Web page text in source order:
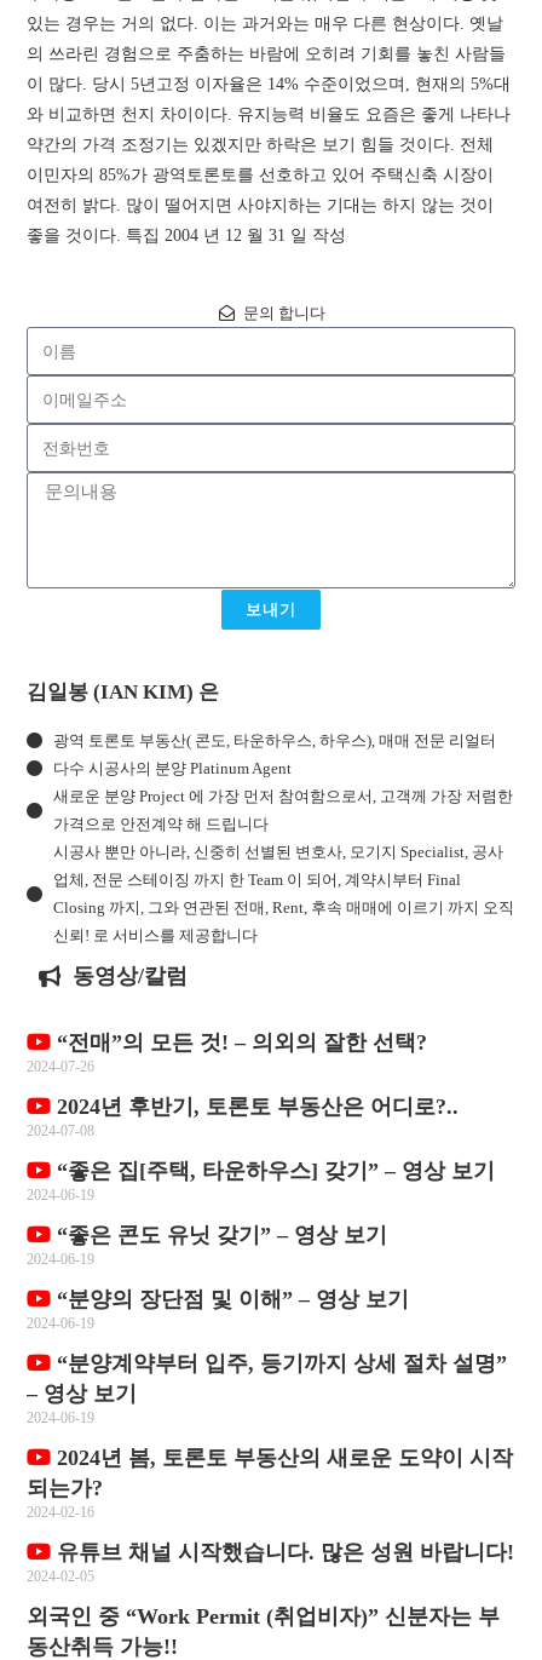
있는 경우는 거의 없다. 이는 과거와는 매우 다른 현상이다. 옛날
의 쓰라린 경험으로 주춤하는 바람에 오히려 기회를 놓친 사람들
이 많다. 당시 5년고정 이자율은 14% 수준이었으며, 현재의 5%대
와 비교하면 천지 차이이다. 유지능력 비율도 요즘은 좋게 나타나
약간의 가격 조정기는 있겠지만 하락은 보기 힘들 것이다. 전체
이민자의 85%가 광역토론토를 선호하고 있어 주택신축 시장이
여전히 밝다. 많이 떨어지면 사야지하는 기대는 하지 않는 것이
좋을 것이다. 특집 2004 년 12 월 31 일 작성
문의 합니다
보내기
김일봉 (IAN KIM) 은
광역 토론토 부동산( 콘도, 타운하우스, 하우스), 매매 전문 리얼터
다수 시공사의 분양 Platinum Agent
새로운 분양 Project 에 가장 먼저 참여함으로서, 고객께 가장 저렴한
가격으로 안전계약 해 드립니다
시공사 뿐만 아니라, 신중히 선별된 변호사, 모기지 Specialist, 공사
업체, 전문 스테이징 까지 한 Team 이 되어, 계약시부터 Final
Closing 까지, 그와 연관된 전매, Rent, 후속 매매에 이르기 까지 오직
신뢰! 로 서비스를 제공합니다
동영상/칼럼
“전매”의 모든 것! – 의외의 잘한 선택?
2024-07-26
2024년 후반기, 토론토 부동산은 어디로?..
2024-07-08
“좋은 집[주택, 타운하우스] 갖기” – 영상 보기
2024-06-19
“좋은 콘도 유닛 갖기” – 영상 보기
2024-06-19
“분양의 장단점 및 이해” – 영상 보기
2024-06-19
“분양계약부터 입주, 등기까지 상세 절차 설명”
– 영상 보기
2024-06-19
2024년 봄, 토론토 부동산의 새로운 도약이 시작
되는가?
2024-02-16
유튜브 채널 시작했습니다. 많은 성원 바랍니다!
2024-02-05
외국인 중 “Work Permit (취업비자)” 신분자는 부
동산취득 가능!!